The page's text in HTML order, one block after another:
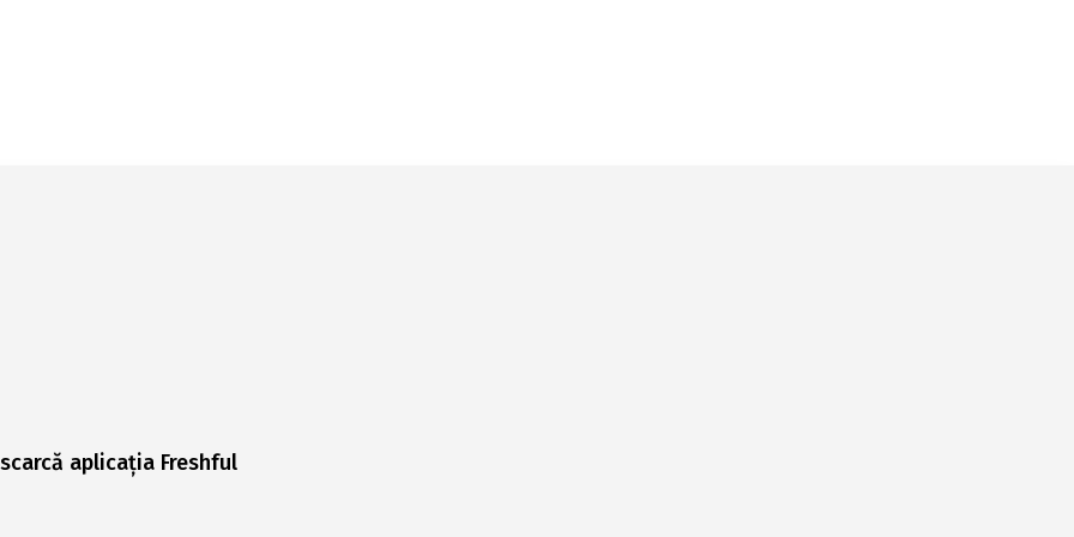
aplicația Freshful